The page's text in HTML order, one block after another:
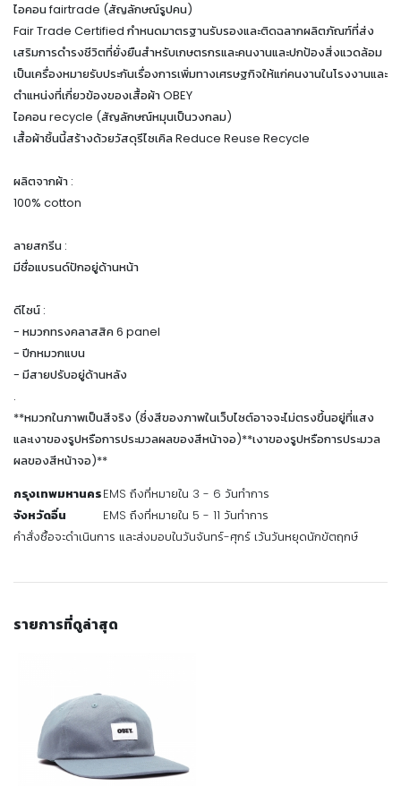
ไอคอน fairtrade (สัญลักษณ์รูปคน)
Fair Trade Certified กำหนดมาตรฐานรับรองและติดฉลากผลิตภัณฑ์ที่ส่ง
เสริมการดำรงชีวิตที่ยั่งยืนสำหรับเกษตรกรและคนงานและปกป้องสิ่งแวดล้อม
เป็นเครื่องหมายรับประกันเรื่องการเพิ่มทางเศรษฐกิจให้แก่คนงานในโรงงานและ
ตำแหน่งที่เกี่ยวข้องของเสื้อผ้า OBEY
ไอคอน recycle (สัญลักษณ์หมุนเป็นวงกลม)
เสื้อผ้าชิ้นนี้สร้างด้วยวัสดุรีไซเคิล Reduce Reuse Recycle
ผลิตจากผ้า :
100% cotton
ลายสกรีน :
มีชื่อแบรนด์ปักอยู่ด้านหน้า
ดีไซน์ :
- หมวกทรงคลาสสิค 6 panel
- ปีกหมวกแบน
- มีสายปรับอยู่ด้านหลัง
.
**หมวกในภาพเป็นสีจริง (ซึ่งสีของภาพในเว็บไซต์อาจจะไม่ตรงขึ้นอยู่ที่แสง
และเงาของรูปหรือการประมวลผลของสีหน้าจอ)**เงาของรูปหรือการประมวล
ผลของสีหน้าจอ)**
กรุงเทพมหานครEMS ถึงที่หมายใน 3 - 6 วันทำการ
จังหวัดอื่น
EMS ถึงที่หมายใน 5 - 11 วันทำการ
คำสั่งซื้อจะดำเนินการ และส่งมอบในวันจันทร์-ศุกร์ เว้นวันหยุดนักขัตฤกษ์
รายการที่ดูล่าสุด